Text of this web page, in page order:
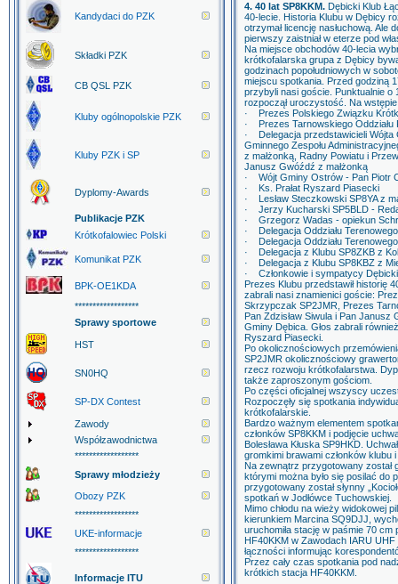
Kandydaci do PZK
Składki PZK
CB QSL PZK
Kluby ogólnopolskie PZK
Kluby PZK i SP
Dyplomy-Awards
Publikacje PZK
Krótkofalowiec Polski
Komunikat PZK
BPK-OE1KDA
******************
Sprawy sportowe
HST
SN0HQ
SP-DX Contest
Zawody
Współzawodnictwa
******************
Sprawy młodzieży
Obozy PZK
******************
UKE-informacje
******************
Informacje ITU
4. 40 lat SP8KKM. Dębicki Klub
40-lecie. Historia Klubu w Dębicy
otrzymał licencję nasłuchową. Ale
pierwszy zaistniał w eterze pod
Na miejsce obchodów 40-lecia
krótkofalarska grupa z Dębicy
godzinach popołudniowych w
miejscu spotkania. Przed godziną
przybyli nasi goście. Punktualnie o
rozpoczął uroczystość. Na
· Prezes Polskiego Związku
· Prezes Tarnowskiego Oddziału
· Delegacja przedstawicieli Wójta
Gminnego Zespołu
z małżonką, Radny Powiatu i
Janusz Gwóźdź z małżonką
· Wójt Gminy Ostrów - Pan Piotr
· Ks. Prałat Ryszard Piasecki
· Lesław Steczkowski SP8YA z
· Jerzy Kucharski SP5BLD -
· Grzegorz Wadas - opiekun
· Delegacja Oddziału
· Delegacja Oddziału
· Delegacja z Klubu SP8ZKB z
· Delegacja z Klubu SP8KBZ z
· Członkowie i sympatycy
Prezes Klubu przedstawił historię
zabrali nasi znamienici goście:
Skrzypczak SP2JMR, Prezes
Pan Zdzisław Siwula i Pan
Gminy Dębica. Głos zabrali
Ryszard Piasecki.
Po okolicznościowych
SP2JMR okolicznościowy
rzecz rozwoju krótkofalarstwa.
także zaproszonym gościom.
Po części oficjalnej wszyscy
Rozpoczęły się spotkania
krótkofalarskie.
Bardzo ważnym elementem
członków SP8KKM i podjęcie
Bolesława Kłuska SP9HKD.
gromkimi brawami członków
Na zewnątrz przygotowany został
którymi można było się posilać do
przygotowany został słynny
spotkań w Jodłówce Tuchowskiej.
Mimo chłodu na wieży widokowej
kierunkiem Marcina SQ9DJJ,
uruchomiła stację w paśmie 70
HF40KKM w Zawodach IARU
łączności informując
Przez cały czas spotkania pod
krótkich stacja HF40KKM.